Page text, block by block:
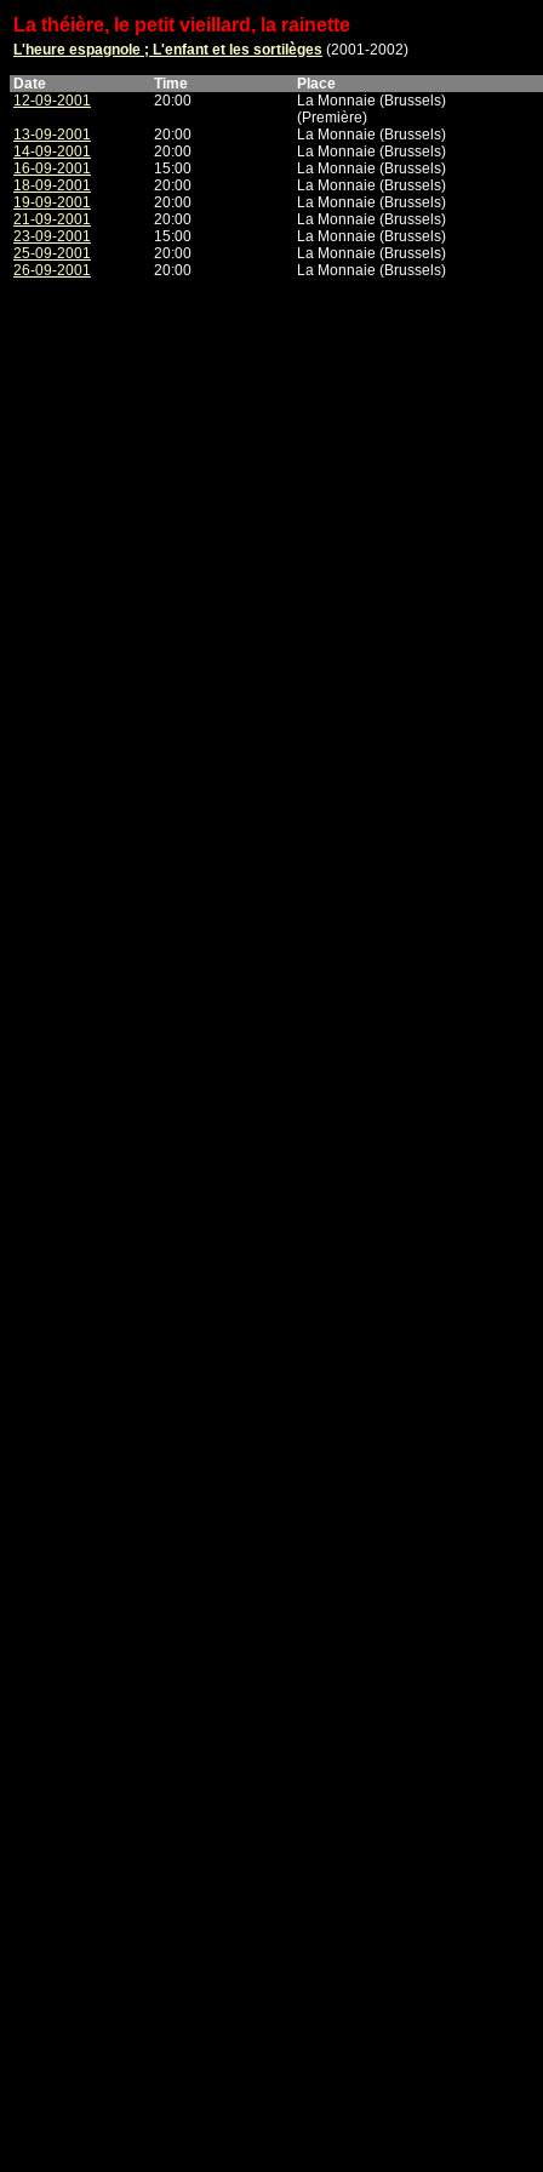
La théière, le petit vieillard, la rainette
L'heure espagnole ; L'enfant et les sortilèges (2001-2002)
Date
Time
Place
12-09-2001
20:00
La Monnaie (Brussels)
(Première)
13-09-2001
20:00
La Monnaie (Brussels)
14-09-2001
20:00
La Monnaie (Brussels)
16-09-2001
15:00
La Monnaie (Brussels)
18-09-2001
20:00
La Monnaie (Brussels)
19-09-2001
20:00
La Monnaie (Brussels)
21-09-2001
20:00
La Monnaie (Brussels)
23-09-2001
15:00
La Monnaie (Brussels)
25-09-2001
20:00
La Monnaie (Brussels)
26-09-2001
20:00 La Monnaie (Brussels)